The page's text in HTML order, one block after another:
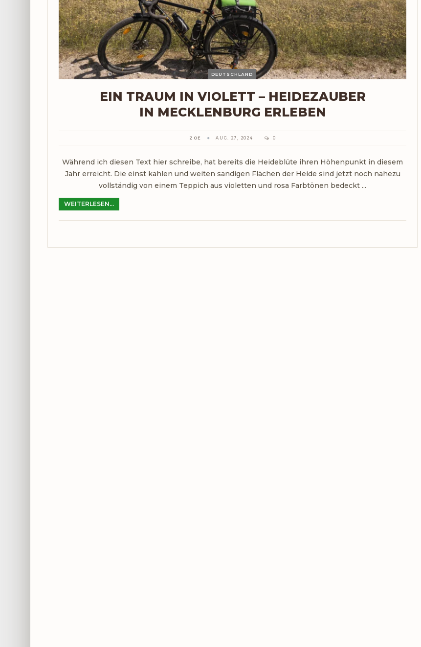
DEUTSCHLAND
EIN TRAUM IN VIOLETT – HEIDEZAUBER
IN MECKLENBURG ERLEBEN
ZOE AUG. 27, 2024 0
Während ich diesen Text hier schreibe, hat bereits die Heideblüte ihren Höhenpunkt in diesem
Jahr erreicht. Die einst kahlen und weiten sandigen Flächen der Heide sind jetzt noch nahezu
vollständig von einem Teppich aus violetten und rosa Farbtönen bedeckt ...
WEITERLESEN...